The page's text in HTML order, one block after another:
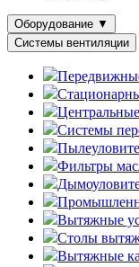
Оборудование ▼
Системы вентиляции
Системы
Фильтры
Вытяжные
Столы
Вытяжные